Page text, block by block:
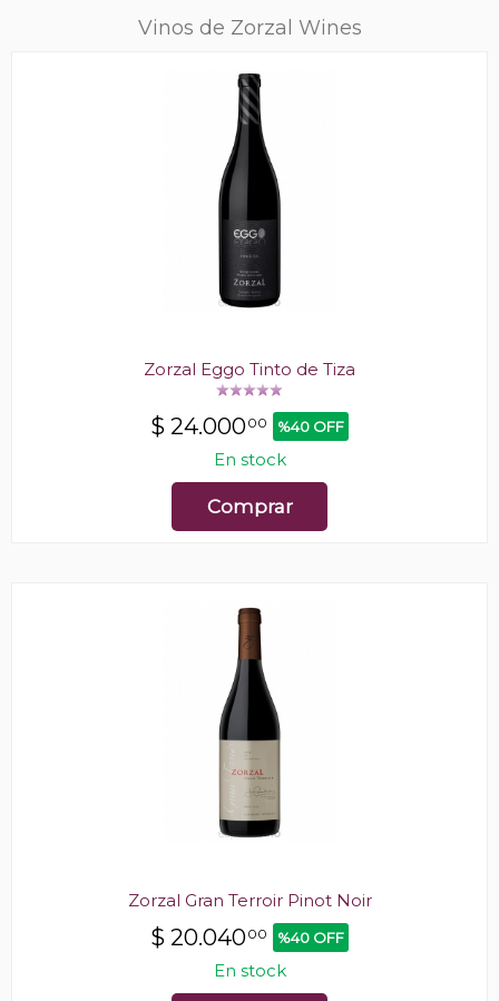
Vinos de Zorzal Wines
Zorzal Eggo Tinto de Tiza
$ 24.00000 %40 OFF
En stock
Comprar
Zorzal Gran Terroir Pinot Noir
$ 20.04000 %40 OFF
En stock